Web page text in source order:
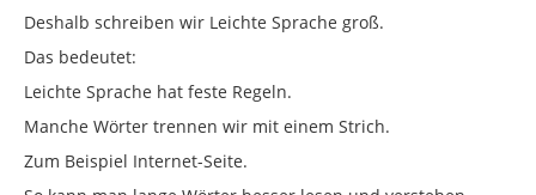
Deshalb schreiben wir Leichte Sprache groß.
Das bedeutet:
Leichte Sprache hat feste Regeln.
Manche Wörter trennen wir mit einem Strich.
Zum Beispiel Internet-Seite.